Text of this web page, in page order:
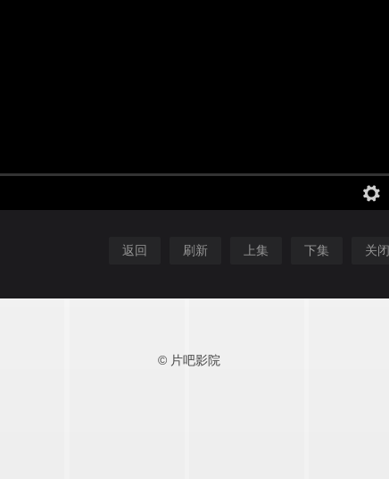
返回 刷新 上集 下集 关
© 片吧影院